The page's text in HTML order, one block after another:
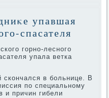
упавшая
спасателя
горно-лесного
упала ветка
скончался в больнице. В
по специальному
и причин гибели